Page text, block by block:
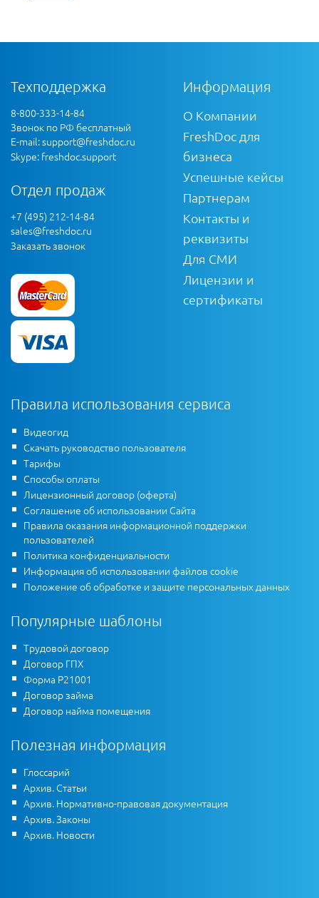
Техподдержка
8-800-333-14-84
Звонок по РФ бесплатный
E-mail:support@freshdoc.ru
Skype: freshdoc.support
Отдел продаж
+7 (495) 212-14-84
sales@freshdoc.ru
Заказать звонок
Информация
О Компании
FreshDoc для
бизнеса
Успешные кейсы
Партнерам
Контакты и
реквизиты
Для СМИ
Лицензии и
сертификаты
Правила использования сервиса
Видеогид
Скачать руководство пользователя
Тарифы
Способы оплаты
Лицензионный договор (оферта)
Соглашение об использовании Сайта
Правила оказания информационной поддержки
пользователей
Политика конфиденциальности
Информация об использовании файлов cookie
Положение об обработке и защите персональных данных
Популярные шаблоны
Трудовой договор
Договор ГПХ
Форма Р21001
Договор займа
Договор найма помещения
Полезная информация
Глоссарий
Архив. Статьи
Архив. Нормативно-правовая документация
Архив. Законы
Архив. Новости